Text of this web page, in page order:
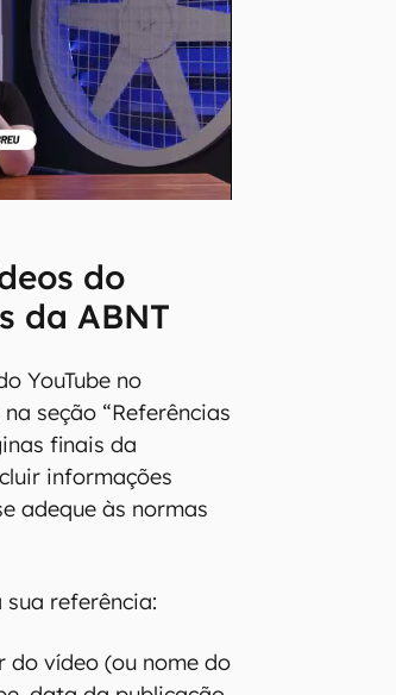
do
da ABNT
YouTube no
seção “Referências
finais da
informações
adeque às normas
referência:
do vídeo (ou nome do